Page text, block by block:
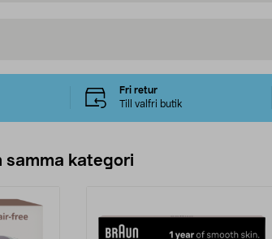
Fri retur
Till valfri butik
samma kategori